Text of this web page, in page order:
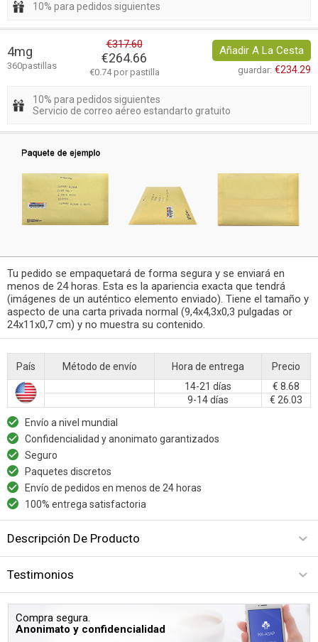
10% para pedidos siguientes
4mg
360pastillas
€317.60
€264.66
€0.74 por pastilla
Añadir A La Cesta
guardar: €234.29
10% para pedidos siguientes
Servicio de correo aéreo estandarto gratuito
Tu pedido se empaquetará de forma segura y se enviará en
menos de 24 horas. Esta es la apariencia exacta que tendrá
(imágenes de un auténtico elemento enviado). Tiene el tamaño y
aspecto de una carta privada normal (9,4x4,3x0,3 pulgadas or
24x11x0,7 cm) y no muestra su contenido.
País Método de envío Hora de entrega
Precio
14-21 días
€ 8.68
9-14 días
€ 26.03
Envío a nivel mundial
Confidencialidad y anonimato garantizados
Seguro
Paquetes discretos
Envío de pedidos en menos de 24 horas
100% entrega satisfactoria
Descripción De Producto
Testimonios
Compra segura.
Anonimato y confidencialidad